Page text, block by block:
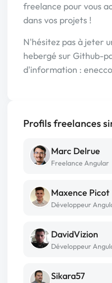
freelance pour vous
dans vos projets !
N'hésitez pas à jeter
hebergé sur Github-
d'information :
Profils freelances
Marc Delrue
Freelance Angular
Maxence Picot
Développeur
DavidVizion
Développeur
Sikara57